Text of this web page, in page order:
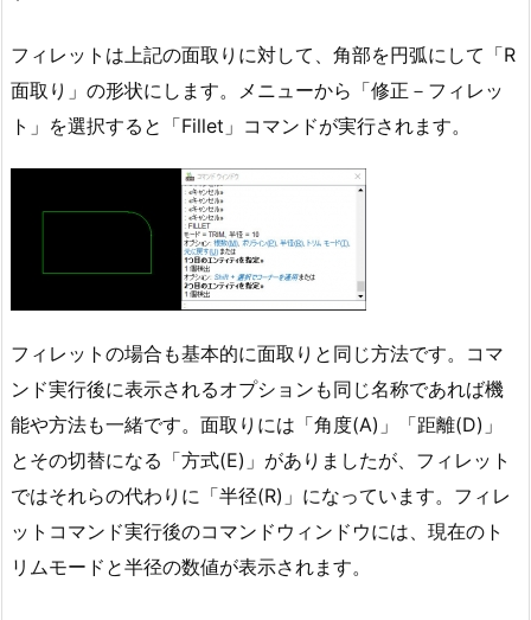
フィレットは上記の面取りに対して、角部を円弧にして「R
面取り」の形状にします。メニューから「修正－フィレッ
ト」を選択すると「Fillet」コマンドが実行されます。
フィレットの場合も基本的に面取りと同じ方法です。コマ
ンド実行後に表示されるオプションも同じ名称であれば機
能や方法も一緒です。面取りには「角度(A)」「距離(D)」
とその切替になる「方式(E)」がありましたが、フィレット
ではそれらの代わりに「半径(R)」になっています。フィレ
ットコマンド実行後のコマンドウィンドウには、現在のト
リムモードと半径の数値が表示されます。